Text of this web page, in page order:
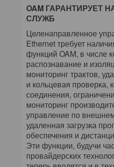
OAM ГАРАНТИРУЕТ
СЛУЖБ
Целенаправленное
Ethernet требует
функций OAM, в числе
распознавание и
мониторинг трактов,
и кольцевая проверка,
соединения,
мониторинг
управление по
удаленная загрузка
обеспечения и
Эти функции, будучи
провайдерских